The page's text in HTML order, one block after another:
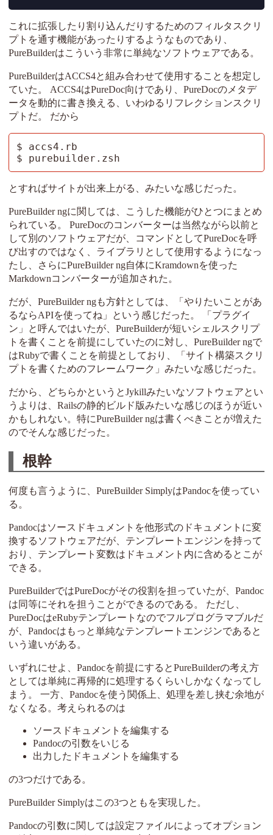
これに拡張したり割り込んだりするためのフィルタスクリ
プトを通す機能があったりするようなものであり、
PureBuilderはこういう非常に単純なソフトウェアである。
PureBuilderはACCS4と組み合わせて使用することを想定し
ていた。 ACCS4はPureDoc向けであり、PureDocのメタデ
ータを動的に書き換える、いわゆるリフレクションスクリ
プトだ。 だから
$ accs4.rb
$ purebuilder.zsh
とすればサイトが出来上がる、みたいな感じだった。
PureBuilder ngに関しては、こうした機能がひとつにまとめ
られている。 PureDocのコンバーターは当然ながら以前と
して別のソフトウェアだが、コマンドとしてPureDocを呼
び出すのではなく、ライブラリとして使用するようになっ
たし、さらにPureBuilder ng自体にKramdownを使った
Markdownコンバーターが追加された。
だが、PureBuilder ngも方針としては、「やりたいことがあ
るならAPIを使ってね」という感じだった。 「プラグイ
ン」と呼んではいたが、PureBuilderが短いシェルスクリプ
トを書くことを前提にしていたのに対し、PureBuilder ngで
はRubyで書くことを前提としており、「サイト構築スクリ
プトを書くためのフレームワーク」みたいな感じだった。
だから、どちらかというとJykillみたいなソフトウェアとい
うよりは、Railsの静的ビルド版みたいな感じのほうが近い
かもしれない。特にPureBuilder ngは書くべきことが増えた
のでそんな感じだった。
根幹
何度も言うように、PureBuilder SimplyはPandocを使ってい
る。
Pandocはソースドキュメントを他形式のドキュメントに変
換するソフトウェアだが、テンプレートエンジンを持って
おり、テンプレート変数はドキュメント内に含めるとこが
できる。
PureBuilderではPureDocがその役割を担っていたが、Pandoc
は同等にそれを担うことができるのである。 ただし、
PureDocはeRubyテンプレートなのでフルプログラマブルだ
が、Pandocはもっと単純なテンプレートエンジンであると
いう違いがある。
いずれにせよ、Pandocを前提にするとPureBuilderの考え方
としては単純に再帰的に処理するくらいしかなくなってし
まう。 一方、Pandocを使う関係上、処理を差し挟む余地が
なくなる。考えられるのは
ソースドキュメントを編集する
Pandocの引数をいじる
出力したドキュメントを編集する
の3つだけである。
PureBuilder Simplyはこの3つともを実現した。
Pandocの引数に関しては設定ファイルによってオプション